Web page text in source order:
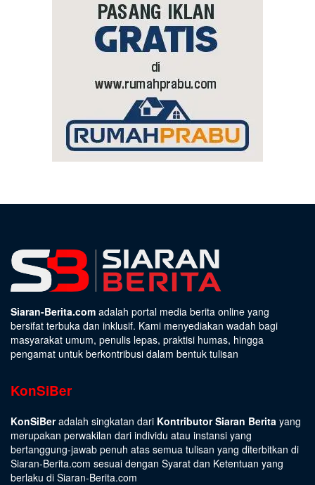
Siaran-Berita.com adalah portal media berita online yang
bersifat terbuka dan inklusif. Kami menyediakan wadah bagi
masyarakat umum, penulis lepas, praktisi humas, hingga
pengamat untuk berkontribusi dalam bentuk tulisan
KonSiBer
KonSiBeradalah singkatan dari Kontributor Siaran Berita yang
merupakan perwakilan dari individu atau instansi yang
bertanggung-jawab penuh atas semua tulisan yang diterbitkan di
Siaran-Berita.com sesuai dengan Syarat dan Ketentuan yang
berlaku di Siaran-Berita.com